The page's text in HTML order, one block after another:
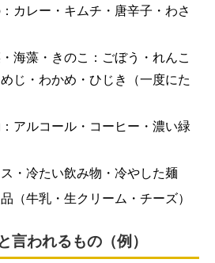
カレー・キムチ・唐辛子・わさ
海藻・きのこ：ごぼう・れんこ
じ・わかめ・ひじき（一度にた
アルコール・コーヒー・濃い緑
・冷たい飲み物・冷やした麺
（牛乳・生クリーム・チーズ）
言われるもの（例）